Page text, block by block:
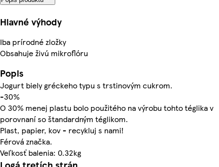
Hlavné výhody
Iba prírodné zložky
Obsahuje živú mikroflóru
Popis
Jogurt biely gréckeho typu s trstinovým cukrom.
-30%
O 30% menej plastu bolo použitého na výrobu tohto téglika v
porovnaní so štandardným téglikom.
Plast, papier, kov - recykluj s nami!
Férová značka.
Veľkosť balenia: 0.32kg